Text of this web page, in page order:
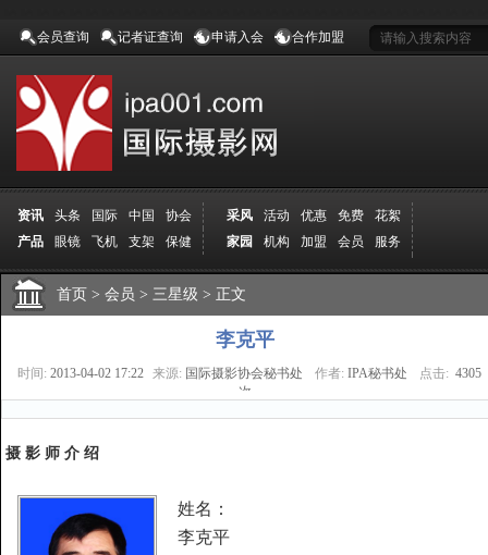
会员查询 记者证查询 申请入会 合作加盟
资讯 头条 国际 中国 协会 采风 活动 优惠 免费
花絮
产品
眼镜 飞机 支架 保健 家园 机构 加盟 会员
服务
地方
吉林 广西 山东 加拿大 空间 认证 寻友 发图
分享
学院
分院 导师 课程 报名 商城
媒体
记者 报纸 杂志 视频 展赛 赛事 展馆 直通车 更多
首页 > 会员 > 三星级 > 正文
李克平
时间: 2013-04-02 17:22 来源: 国际摄影协会秘书处 作者: IPA秘书处 点击: 4305
次
摄 影 师 介 绍
姓名：
李克平